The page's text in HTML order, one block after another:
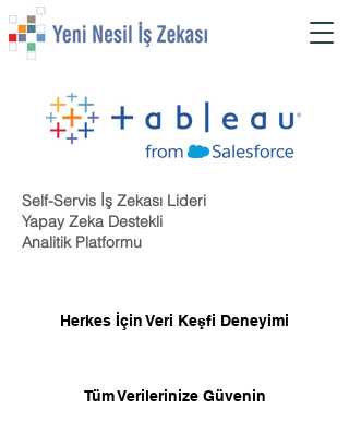
Self-Servis İş Zekası Lideri
Yapay Zeka Destekli
Analitik Platformu
Herkes İçin Veri Keşfi Deneyimi
Tüm Verilerinize Güvenin